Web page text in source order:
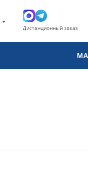
Дистанционный заказ